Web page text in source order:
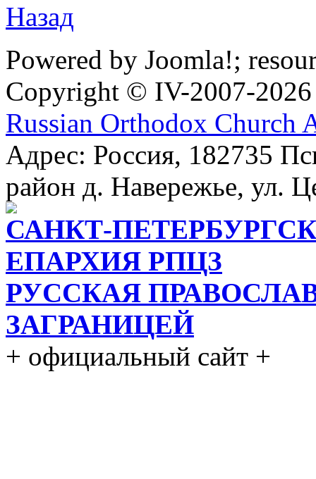
Назад
Powered by Joomla!;
Copyright © IV-2007-2026
Russian Orthodox Church
Адрес: Россия, 182735
район д. Навережье, ул.
САНКТ-
ЕПАРХИЯ РПЦЗ
РУССКАЯ
ЗАГРАНИЦЕЙ
+ официальный сайт +